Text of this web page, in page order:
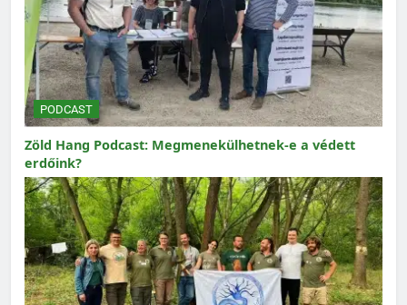
PODCAST
Zöld Hang Podcast: Megmenekülhetnek-e a védett
erdőink?